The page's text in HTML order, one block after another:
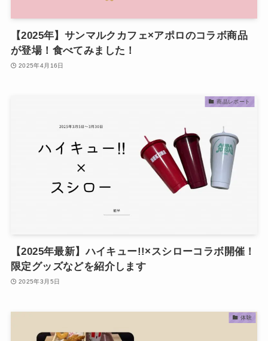
【2025年】サンマルクカフェ×アポロのコラボ商品
が登場！食べてみました！
2025年4月16日
商品レポート
【2025年最新】ハイキュー!!×スシローコラボ開催！
限定グッズなどを紹介します
2025年3月5日
体験